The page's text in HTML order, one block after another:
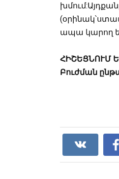
ապա կարող եք
ՀԻՇԵՑՆՈՒՄ
Բուժման